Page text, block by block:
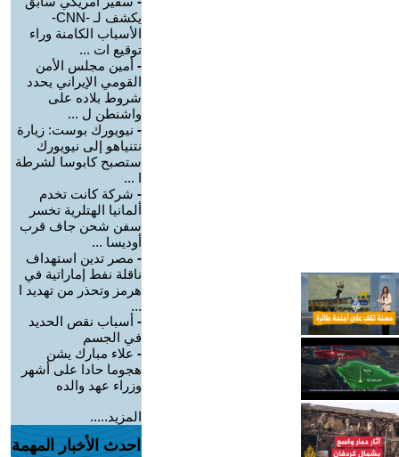
يكشف لـ -CNN-
الأسباب الكامنة وراء
توقيع ات ...
- أمين مجلس الأمن
القومي الإيراني يحدد
شروط بلاده على
واشنطن ل ...
- نيويورك بوست: زيارة
نتنياهو إلى نيويورك
ستصبح كابوسا لشرطة
ا ...
- شركة كانت تخدم
ألمانيا الهتلرية تخسر
سفن شحن جاف قرب
أوديسا ...
- مصر تدين استهداف
ناقلة نفط إماراتية في
هرمز وتحذر من تهديد ا
...
- أسباب نقص الحديد
في الجسم
- علاء مبارك يشن
هجوما حادا على أشهر
وزراء عهد والده
المزيد.....
احدث الأخبار المهمة